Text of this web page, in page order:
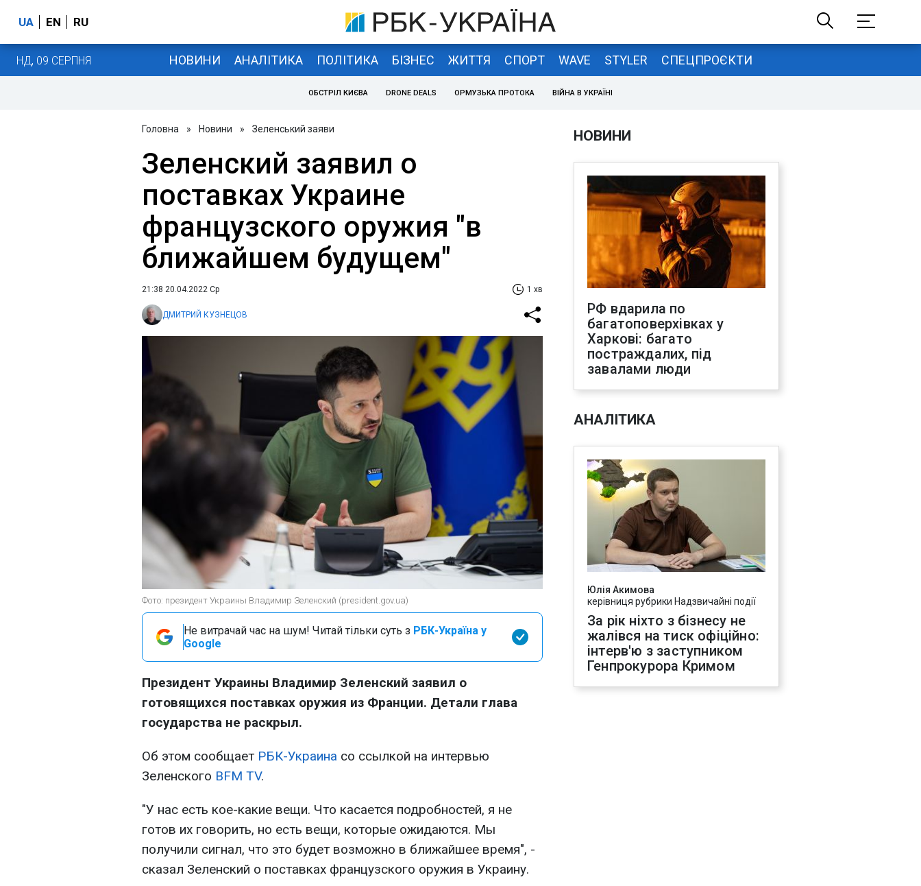
UA EN RU
НД, 09 СЕРПНЯ НОВИНИ АНАЛІТИКА ПОЛІТИКА БІЗНЕС ЖИТТЯ СПОРТ WAVE STYLER СПЕЦПРОЄКТИ
ОБСТРІЛ КИЄВА DRONE DEALS ОРМУЗЬКА ПРОТОКА ВІЙНА В УКРАЇНІ
Головна » Новини » Зеленський заяви
Зеленский заявил о
поставках Украине
французского оружия "в
ближайшем будущем"
21:38 20.04.2022 Ср 1 хв
ДМИТРИЙ КУЗНЕЦОВ
Фото: президент Украины Владимир Зеленский (president.gov.ua)
Не витрачай час на шум! Читай тільки суть з РБК-Україна у
Google
Президент Украины Владимир Зеленский заявил о
готовящихся поставках оружия из Франции. Детали глава
государства не раскрыл.
Об этом сообщает РБК-Украина со ссылкой на интервью
Зеленского BFM TV.
"У нас есть кое-какие вещи. Что касается подробностей, я не
готов их говорить, но есть вещи, которые ожидаются. Мы
получили сигнал, что это будет возможно в ближайшее время", -
сказал Зеленский о поставках французского оружия в Украину.
НОВИНИ
РФ вдарила по
багатоповерхівках у
Харкові: багато
постраждалих, під
завалами люди
АНАЛІТИКА
Юлія Акимова
керівниця рубрики Надзвичайні події
За рік ніхто з бізнесу не
жалівся на тиск офіційно:
інтерв'ю з заступником
Генпрокурора Кримом